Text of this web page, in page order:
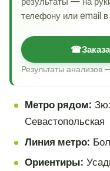
телефону или email в
☎
Результаты анализов
Метро рядом:
Севастопольская
Линия метро:
Ориентиры: